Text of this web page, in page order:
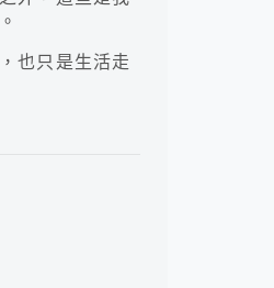
也只是生活走